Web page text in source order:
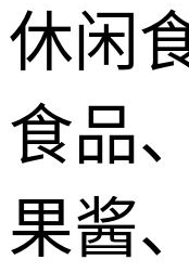
休闲
食品
果酱